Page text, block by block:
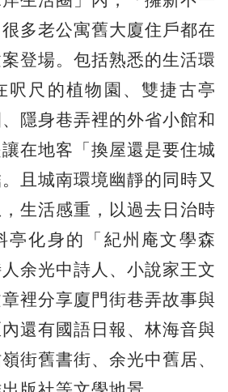
多老公寓舊大廈住戶都在
登場。包括熟悉的生活環
呎尺的植物園、雙捷古亭
隱身巷弄裡的外省小館和
在地客「換屋還是要住城
且城南環境幽靜的同時又
生活感重，以過去日治時
亭化身的「紀州庵文學森
余光中詩人、小說家王文
裡分享廈門街巷弄故事與
還有國語日報、林海音與
街舊書街、余光中舊居、